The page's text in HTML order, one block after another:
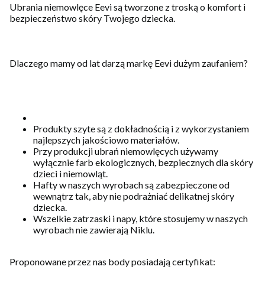
Ubrania niemowlęce Eevi są tworzone z troską o komfort i
bezpieczeństwo skóry Twojego dziecka.
Dlaczego mamy od lat darzą markę Eevi dużym zaufaniem?
Produkty szyte są z dokładnością i z wykorzystaniem
najlepszych jakościowo materiałów.
Przy produkcji ubrań niemowlęcych używamy
wyłącznie farb ekologicznych, bezpiecznych dla skóry
dzieci i niemowląt.
Hafty w naszych wyrobach są zabezpieczone od
wewnątrz tak, aby nie podrażniać delikatnej skóry
dziecka.
Wszelkie zatrzaski i napy, które stosujemy w naszych
wyrobach nie zawierają Niklu.
Proponowane przez nas body posiadają certyfikat: